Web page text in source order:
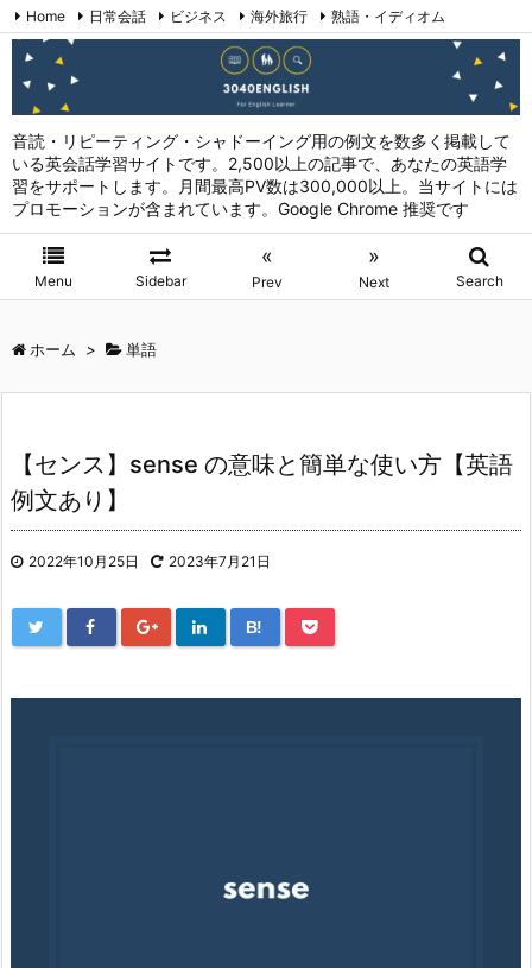
音読・リピーティング・シャドーイング用の例文を数多く掲載して
いる英会話学習サイトです。2,500以上の記事で、あなたの英語学
習をサポートします。月間最高PV数は300,000以上。当サイトには
プロモーションが含まれています。Google Chrome 推奨です
Menu Sidebar
«
Prev
»
Next Search
Home 日常会話 ビジネス 海外旅行
熟語・イディオム
英会話表現 (日本語→英語)
お問い合わせ
ホーム > 単語
【センス】sense の意味と簡単な使い方【英語
例文あり】
2022年10月25日 2023年7月21日
B!